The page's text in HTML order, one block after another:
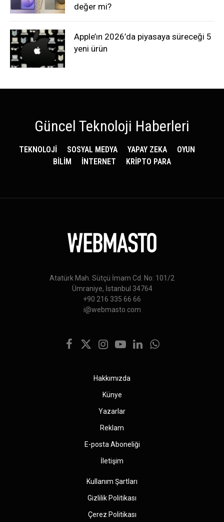
değer mi?
Apple’ın 2026’da piyasaya süreceği 5
yeni ürün
Güncel Teknoloji Haberleri
TEKNOLOJİ SOSYAL MEDYA YAPAY ZEKA
OYUN
BİLİM
İNTERNET KRİPTO PARA
Atatürk Mah. Sütçü İmam Cd. No: 101/2
Ümraniye, İstanbul 34764
+90 216 335 66 66
i@webmasto.com
Facebook
X
Instagram
YouTubeLinkedInWhatsApp
Hakkımızda
Künye
Yazarlar
Reklam
E-posta Aboneliği
İletişim
Kullanım Şartları
Gizlilik Politikası
Çerez Politikası